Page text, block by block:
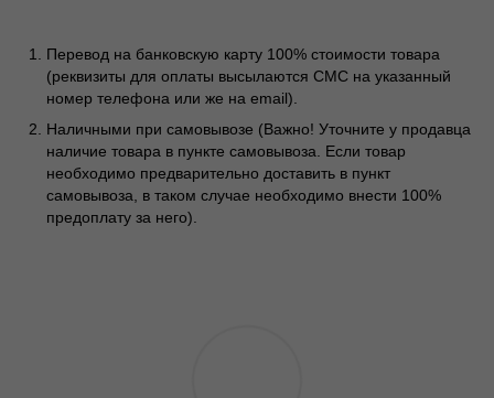
Перевод на банковскую карту 100% стоимости товара
(реквизиты для оплаты высылаются СМС на указанный
номер телефона или же на email).
Наличными при самовывозе (Важно! Уточните у продавца
наличие товара в пункте самовывоза. Если товар
необходимо предварительно доставить в пункт
самовывоза, в таком случае необходимо внести 100%
предоплату за него).